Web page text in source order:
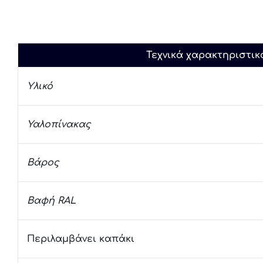
Τεχνικά
Υλικό
Υαλοπίνακας
Βάρος
Βαφή RAL
Περιλαμβάνει καπάκι